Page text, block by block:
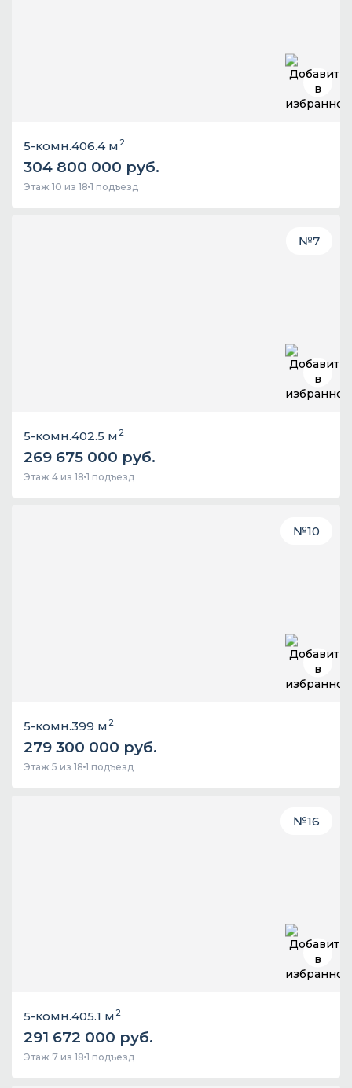
5-комн.406.4 м 2
304 800 000 руб.
Этаж 10 из 18 1 подъезд
№7
5-комн.402.5 м 2
269 675 000 руб.
Этаж 4 из 18 1 подъезд
№10
5-комн.399 м 2
279 300 000 руб.
Этаж 5 из 18 1 подъезд
№16
5-комн.405.1 м 2
291 672 000 руб.
Этаж 7 из 18 1 подъезд